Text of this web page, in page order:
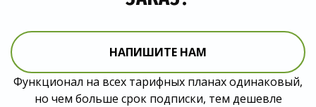
НАПИШИТЕ НАМ
Функционал на всех тарифных планах одинаковый,
но чем больше срок подписки, тем дешевле